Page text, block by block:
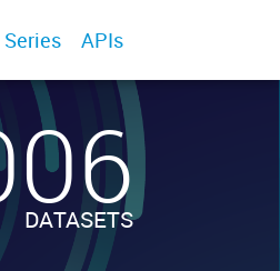
Series APIs
DATASETS